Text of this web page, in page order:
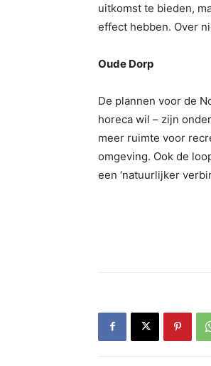
uitkomst te bieden,
effect hebben. Over
Oude Dorp
De plannen voor de
horeca wil – zijn
meer ruimte voor
omgeving. Ook de
een ‘natuurlijker